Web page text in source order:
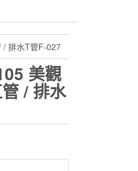
/ 排水T管F-027
美觀
/ 排水